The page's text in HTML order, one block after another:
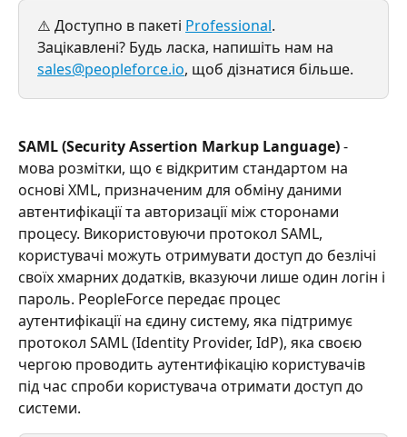
⚠️ Доступно в пакеті Professional.
Зацікавлені? Будь ласка, напишіть нам на
sales@peopleforce.io, щоб дізнатися більше.
SAML (Security Assertion Markup Language) -
мова розмітки, що є відкритим стандартом на
основі XML, призначеним для обміну даними
автентифікації та авторизації між сторонами
процесу. Використовуючи протокол SAML,
користувачі можуть отримувати доступ до безлічі
своїх хмарних додатків, вказуючи лише один логін і
пароль. PeopleForce передає процес
аутентифікації на єдину систему, яка підтримує
протокол SAML (Identity Provider, IdP), яка своєю
чергою проводить аутентифікацію користувачів
під час спроби користувача отримати доступ до
системи.